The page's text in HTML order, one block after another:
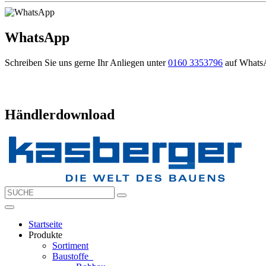
WhatsApp
Schreiben Sie uns gerne Ihr Anliegen unter0160 3353796 auf
Händlerdownload
Startseite
Produkte
Sortiment
Baustoffe